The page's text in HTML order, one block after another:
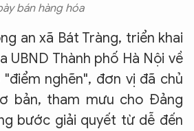
bán hàng hóa
an xã Bát Tràng, triển khai
UBND Thành phố Hà Nội về
nghẽn", đơn vị đã chủ
bản, tham mưu cho Đảng
bước giải quyết từ dễ đến